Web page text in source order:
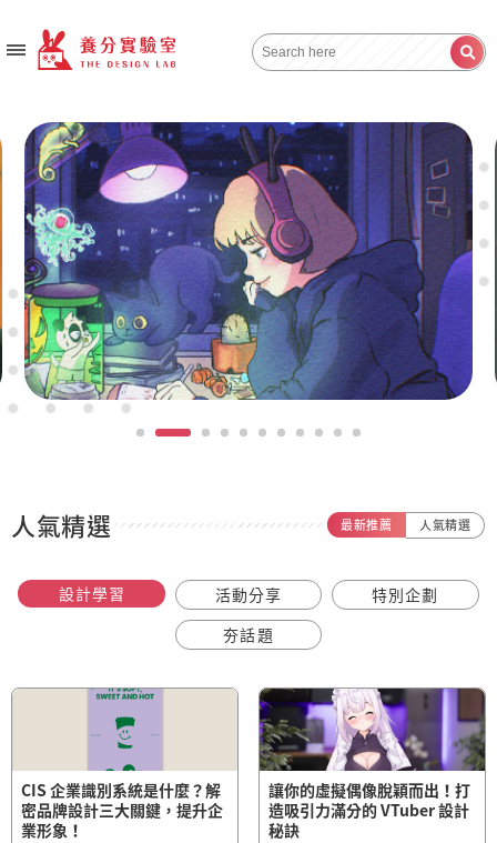
人氣精選 最新推薦 人氣精選
設計學習 活動分享
特別企劃
夯話題
CIS 企業識別系統是什麼？解
密品牌設計三大關鍵，提升企
業形象！
讓你的虛擬偶像脫穎而出！打
造吸引力滿分的 VTuber 設計
秘訣